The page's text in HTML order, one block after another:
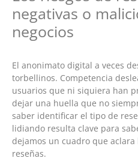
negativas o
negocios
El anonimato digital a veces
torbellinos. Competencia
usuarios que ni siquiera han
dejar una huella que no
saber identificar el tipo de
lidiando resulta clave para
dejamos un cuadro que
reseñas.